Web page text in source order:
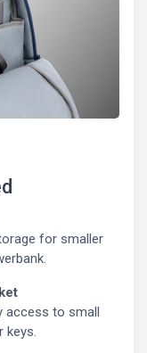
for smaller
access to small
keys.